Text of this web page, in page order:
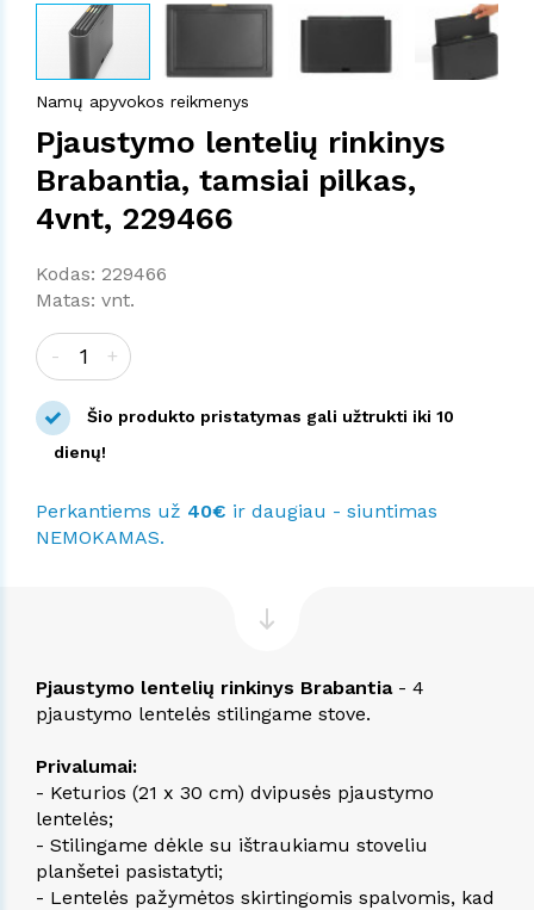
Namų apyvokos reikmenys
Pjaustymo lentelių rinkinys
Brabantia, tamsiai pilkas,
4vnt, 229466
Kodas: 229466
Matas: vnt.
- +
Šio produkto pristatymas gali užtrukti iki 10
dienų!
Perkantiems už 40€ ir daugiau - siuntimas
NEMOKAMAS.
Pjaustymo lentelių rinkinys Brabantia- 4
pjaustymo lentelės stilingame stove.
Privalumai:
- Keturios (21 x 30 cm) dvipusės pjaustymo
lentelės;
- Stilingame dėkle su ištraukiamu stoveliu
planšetei pasistatyti;
- Lentelės pažymėtos skirtingomis spalvomis, kad